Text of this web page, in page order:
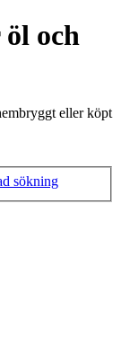
och
eller köpt
sökning